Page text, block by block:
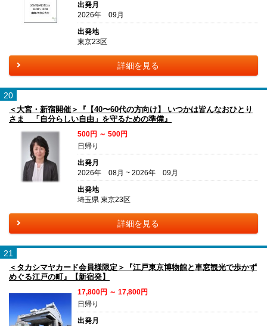
出発月
2026年 09月
出発地
東京23区
詳細を見る
20
＜大宮・新宿開催＞『【40〜60代の方向け】 いつかは皆んなおひとり
さま 「自分らしい自由」を守るための準備』
500円 ～ 500円
日帰り
出発月
2026年 08月 ~ 2026年 09月
出発地
埼玉県 東京23区
詳細を見る
21
＜タカシマヤカード会員様限定＞『江戸東京博物館と車窓観光で歩かず
めぐる江戸の町』【新宿発】
17,800円 ～ 17,800円
日帰り
出発月